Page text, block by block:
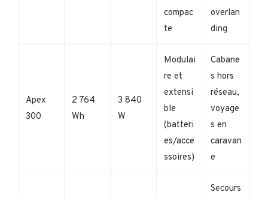
compac
te
overlan
ding
Apex
300
2 764
Wh
3 840
W
Modulai
re et
extensi
ble
(batteri
es/acce
ssoires)
Cabane
s hors
réseau,
voyage
s en
caravan
e
Secours